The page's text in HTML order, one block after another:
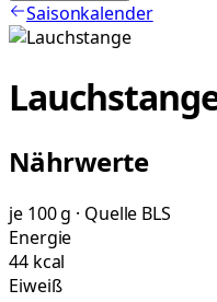
Saisonkalender
Nährwerte
je 100 g · Quelle BLS
Energie
44 kcal
Eiweiß